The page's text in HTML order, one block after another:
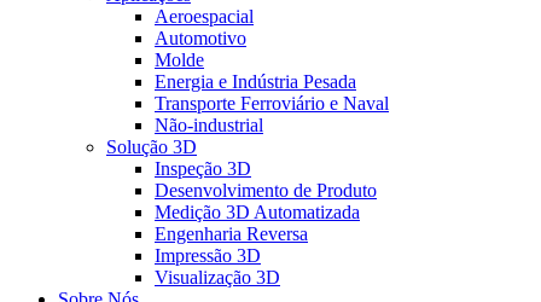
Aeroespacial
Automotivo
Molde
Energia e Indústria Pesada
Transporte Ferroviário e Naval
Não-industrial
Solução 3D
Inspeção 3D
Desenvolvimento de Produto
Medição 3D Automatizada
Engenharia Reversa
Impressão 3D
Visualização 3D